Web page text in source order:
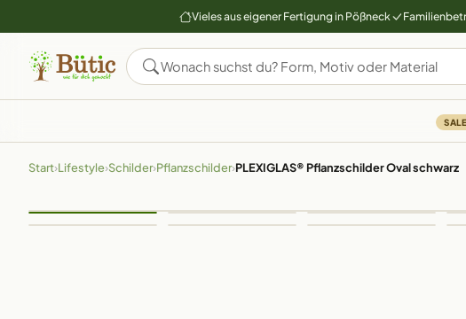
Vieles aus eigener Fertigung in Pößneck
SALE
Start›Lifestyle›Schilder›Pflanzschilder›PLEXIGLAS® Pflanzschilder Oval schwarz